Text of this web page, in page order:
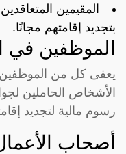
المقيمين
بتجديد إقامتهم مجانًا.
الموظفين في
يعفى كل من الموظفين
الأشخاص الحاملين
رسوم مالية لتجديد
أصحاب